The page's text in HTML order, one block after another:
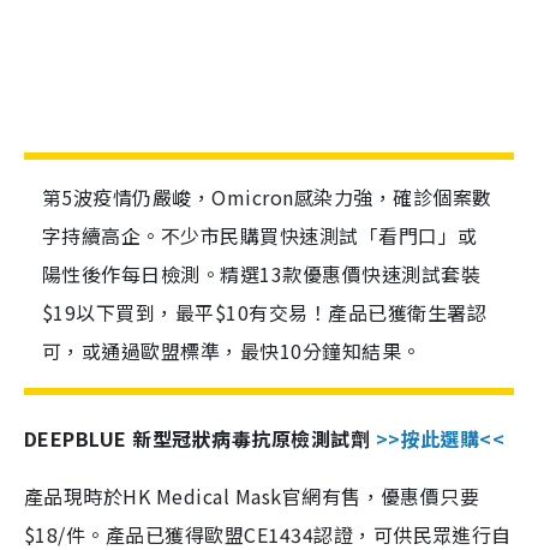
第5波疫情仍嚴峻，Omicron感染力強，確診個案數
字持續高企。不少市民購買快速測試「看門口」或
陽性後作每日檢測。精選13款優惠價快速測試套裝
$19以下買到，最平$10有交易！產品已獲衛生署認
可，或通過歐盟標準，最快10分鐘知結果。
DEEPBLUE 新型冠狀病毒抗原檢測試劑 >>按此選購<<
產品現時於HK Medical Mask官網有售，優惠價只要
$18/件。產品已獲得歐盟CE1434認證，可供民眾進行自